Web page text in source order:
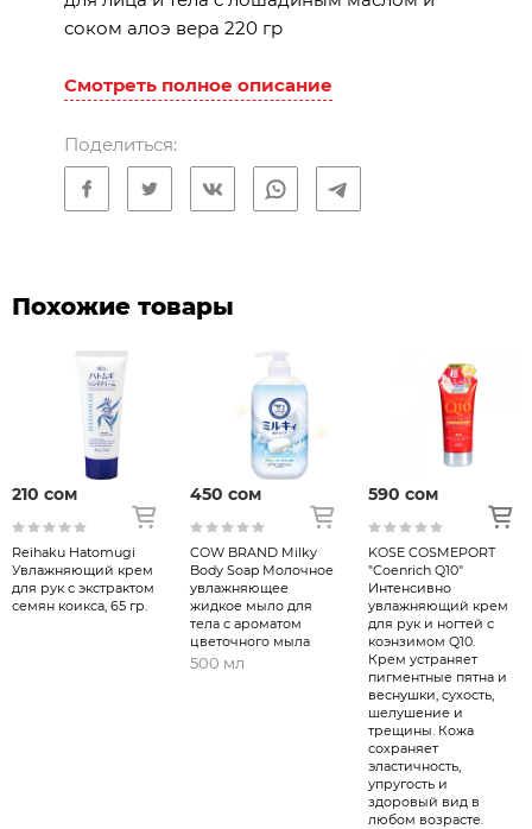
соком алоэ вера 220 гр
Описание
●Отличное проникновение в роговой
вызванную сухостью кожи, и сохраняет
эффекту.
●Независимо от типа кожи, он оставляет
ощущение гладкости и его можно обильно
наносить на все тело.
● Множество 220 г увлажняет сухую кожу
для всей семьи.
Состав: вода, глицерин, цетанол,
этилгексилпальмитат, BG, стеариновая
кислота, лошадиное масло, минеральное
масло, масло ши, сок алоэ вера, экстракт
листьев персика, мочевина, бегениловый
спирт, стеариновая кислота. кислота
Сорбитан, диметикон, ЭДТА-3Na,
гидроксид калия, этанол, феноксиэтанол,
Смотреть полное описание
Поделиться:
Похожие товары
210 сом
Reihaku Hatomugi
Увлажняющий крем
для рук с экстрактом
семян коикса, 65 гр.
450 сом
COW BRAND Milky
Body Soap Молочное
увлажняющее
жидкое мыло для
тела с ароматом
цветочного мыла
500 мл
590 сом
KOSE COSMEPORT
"Coenrich Q10"
Интенсивно
увлажняющий крем
для рук и ногтей с
коэнзимом Q10.
Крем устраняет
пигментные пятна и
веснушки, сухость,
шелушение и
трещины. Кожа
сохраняет
эластичность,
упругость и
здоровый вид в
любом возрасте.